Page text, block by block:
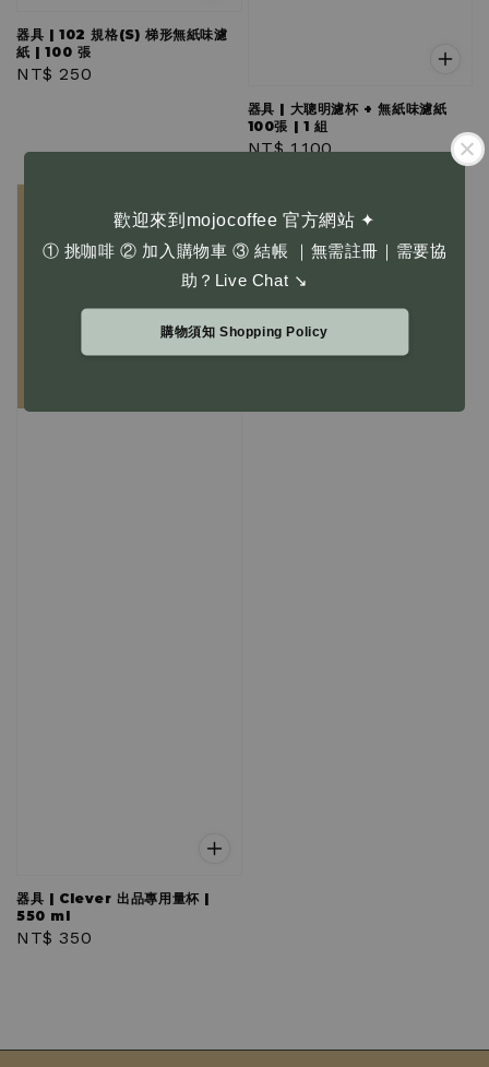
歡迎來到mojocoffee 官方網站 ✦
① 挑咖啡 ② 加入購物車 ③ 結帳 ｜無需註冊｜需要協
助？Live Chat ↘
購物須知 Shopping Policy
器具 | 102 規格(S) 梯形無紙味濾
紙 | 100 張
Regular
NT$ 250
器具 | 大聰明濾杯 + 無紙味濾紙
100張 | 1 組
Regular
NT$ 1,100
器具 | Clever 出品專用量杯 |
550 ml
Regular
NT$ 350